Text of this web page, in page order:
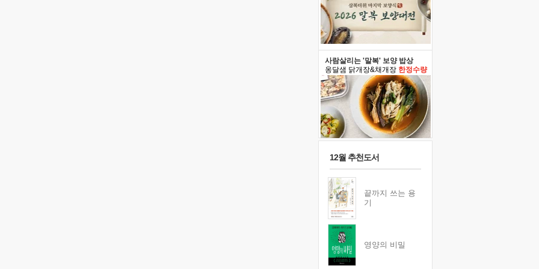
사람살리는 '말복' 보양 밥상
옹달샘 닭개장&채개장 한정수량
12월 추천도서
끝까지 쓰는 용
기
영양의 비밀